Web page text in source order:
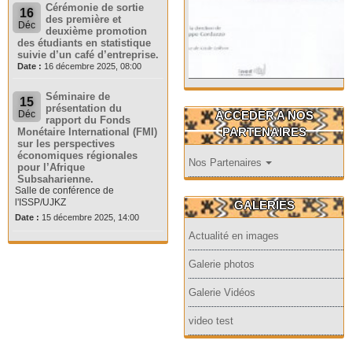
16
Déc
Cérémonie de sortie
des première et
deuxième promotion
des étudiants en statistique
suivie d’un café d’entreprise.
Date : 16 décembre 2025, 08:00
15
Déc
Séminaire de
présentation du
rapport du Fonds
Monétaire International (FMI)
sur les perspectives
économiques régionales
pour l’Afrique
Subsaharienne.
Salle de conférence de
l'ISSP/UJKZ
Date : 15 décembre 2025, 14:00
ACCEDER A NOS
PARTENAIRES
Nos Partenaires
GALERIES
Actualité en images
Galerie photos
Galerie Vidéos
video test